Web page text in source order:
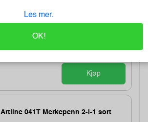
Sendes om:0-2 dager
Kjøp
Artline 041T Merkepenn 2-i-1 sort
Les mer.
OK!